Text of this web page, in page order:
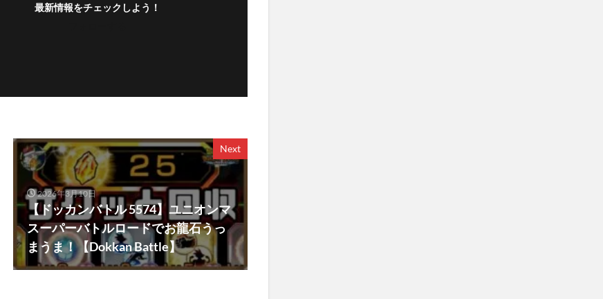
最新情報をチェックしよう！
Next
2026年3月10日
【ドッカンバトル 5574】ユニオンマ
スーパーバトルロードでお龍石うっ
まうま！【Dokkan Battle】